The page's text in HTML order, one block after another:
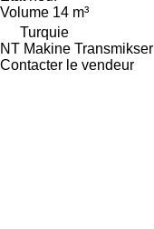
Volume 14 m³
Turquie
NT Makine Transmikser
Contacter le vendeur